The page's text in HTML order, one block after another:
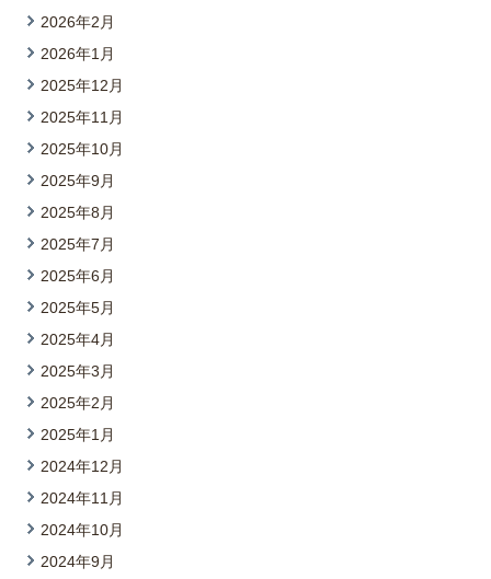
2026年2月
2026年1月
2025年12月
2025年11月
2025年10月
2025年9月
2025年8月
2025年7月
2025年6月
2025年5月
2025年4月
2025年3月
2025年2月
2025年1月
2024年12月
2024年11月
2024年10月
2024年9月